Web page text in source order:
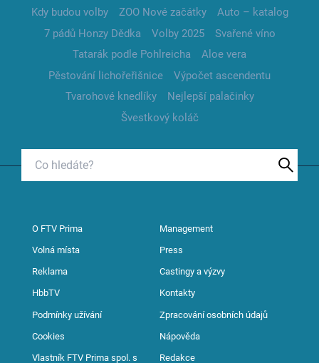
Kdy budou volby
ZOO Nové začátky
Auto – katalog
7 pádů Honzy Dědka
Volby 2025
Svařené víno
Tatarák podle Pohlreicha
Aloe vera
Pěstování lichořeřišnice
Výpočet ascendentu
Tvarohové knedlíky
Nejlepší palačinky
Švestkový koláč
O FTV Prima Management
Volná místa Press
Reklama Castingy a výzvy
HbbTV Kontakty
Podmínky užívání Zpracování osobních údajů
Cookies Nápověda
Vlastník FTV Prima spol. s Redakce